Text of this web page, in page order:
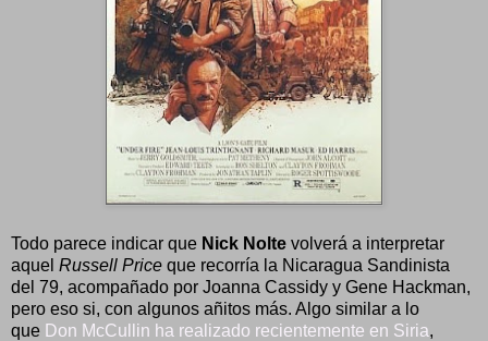
Todo parece indicar que Nick Nolte volverá a interpretar
aquel Russell Price que recorría la Nicaragua Sandinista
del 79, acompañado por Joanna Cassidy y Gene Hackman,
pero eso si, con algunos añitos más. Algo similar a lo
que Don McCullin ha realizado recientemente en Siria,